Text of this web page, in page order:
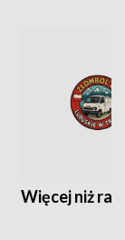
Więcej niż rajd